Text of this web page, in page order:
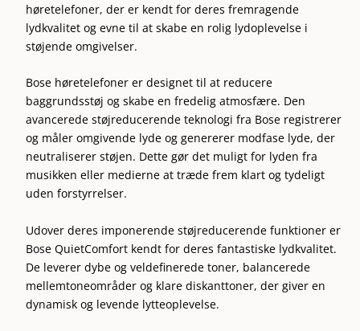
høretelefoner, der er kendt for deres fremragende
lydkvalitet og evne til at skabe en rolig lydoplevelse i
støjende omgivelser.
Bose høretelefoner er designet til at reducere
baggrundsstøj og skabe en fredelig atmosfære. Den
avancerede støjreducerende teknologi fra Bose registrerer
og måler omgivende lyde og genererer modfase lyde, der
neutraliserer støjen. Dette gør det muligt for lyden fra
musikken eller medierne at træde frem klart og tydeligt
uden forstyrrelser.
Udover deres imponerende støjreducerende funktioner er
Bose QuietComfort kendt for deres fantastiske lydkvalitet.
De leverer dybe og veldefinerede toner, balancerede
mellemtoneområder og klare diskanttoner, der giver en
dynamisk og levende lytteoplevelse.